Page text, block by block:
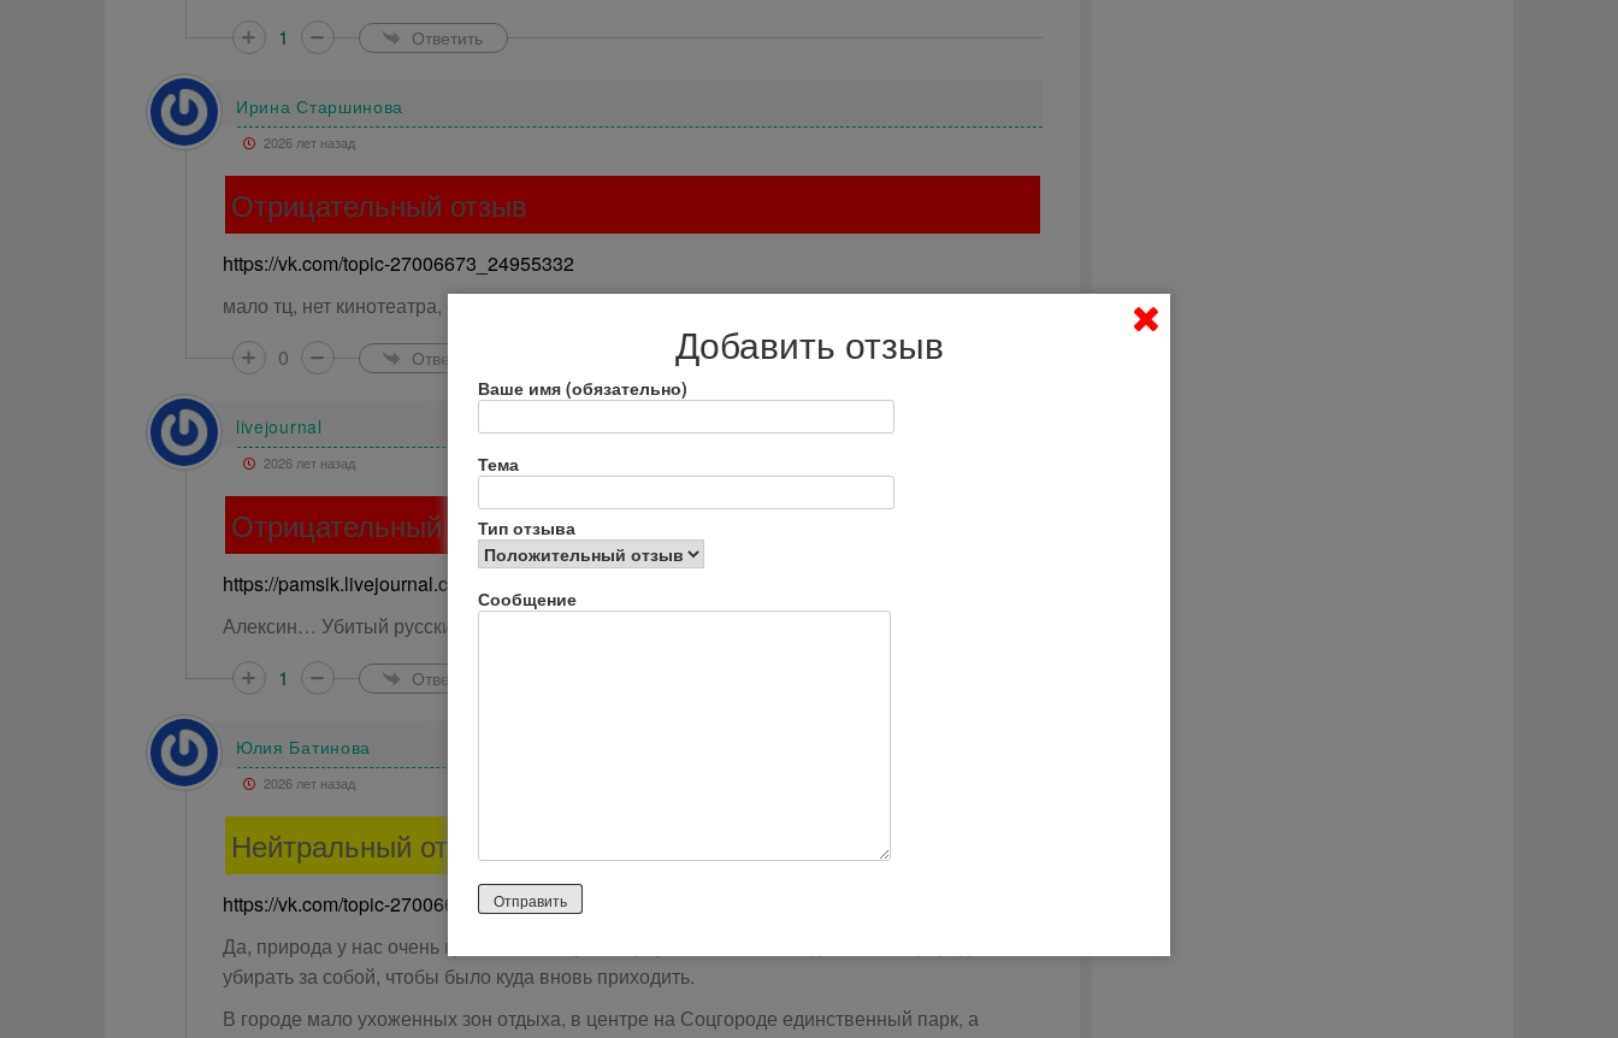
1
Ответить
Ирина Старшинова
2026 лет назад
Отрицательный отзыв
https://vk.com/topic-27006673_24955332
мало тц, нет кинотеатра, грязно
0
Ответить
livejournal
2026 лет назад
Отрицательный отзыв
https://pamsik.livejournal.com/140888.html
Алексин… Убитый русский город…
1
Ответить
Юлия Батинова
2026 лет назад
Нейтральный отзыв
https://vk.com/topic-27006673_24955332
Да, природа у нас очень красивая, но нужно приучать всех, кто отдыхает на природе
убирать за собой, чтобы было куда вновь приходить.
В городе мало ухоженных зон отдыха, в центре на Соцгороде единственный парк, а
Добавить отзыв
Ваше имя (обязательно)
Тема
Тип отзыва
Сообщение